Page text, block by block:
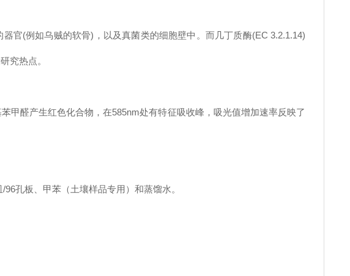
官(例如乌贼的软骨)，以及真菌类的细胞壁中。而几丁质酶(EC 3.2.1.14)
究热点。
甲醛产生红色化合物，在585nm处有特征吸收峰，吸光值增加速率反映了
孔板、甲苯（土壤样品专用）和蒸馏水。